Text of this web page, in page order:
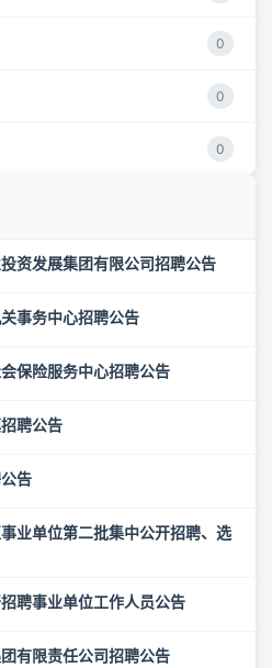
0
0
0
资发展集团有限公司招聘公告
事务中心招聘公告
保险服务中心招聘公告
聘公告
告
业单位第二批集中公开招聘、选
聘事业单位工作人员公告
有限责任公司招聘公告